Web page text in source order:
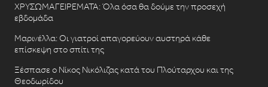
ΧΡΥΣΩΜΑΓΕΙΡΕΜΑΤΑ: Όλα όσα θα δούμε την προσεχή
εβδομάδα
Μαρινέλλα: Οι γιατροί απαγορεύουν αυστηρά κάθε
επίσκεψη στο σπίτι της
Ξέσπασε ο Νίκος Νικόλιζας κατά του Πλούταρχου και της
Θεοδωρίδου